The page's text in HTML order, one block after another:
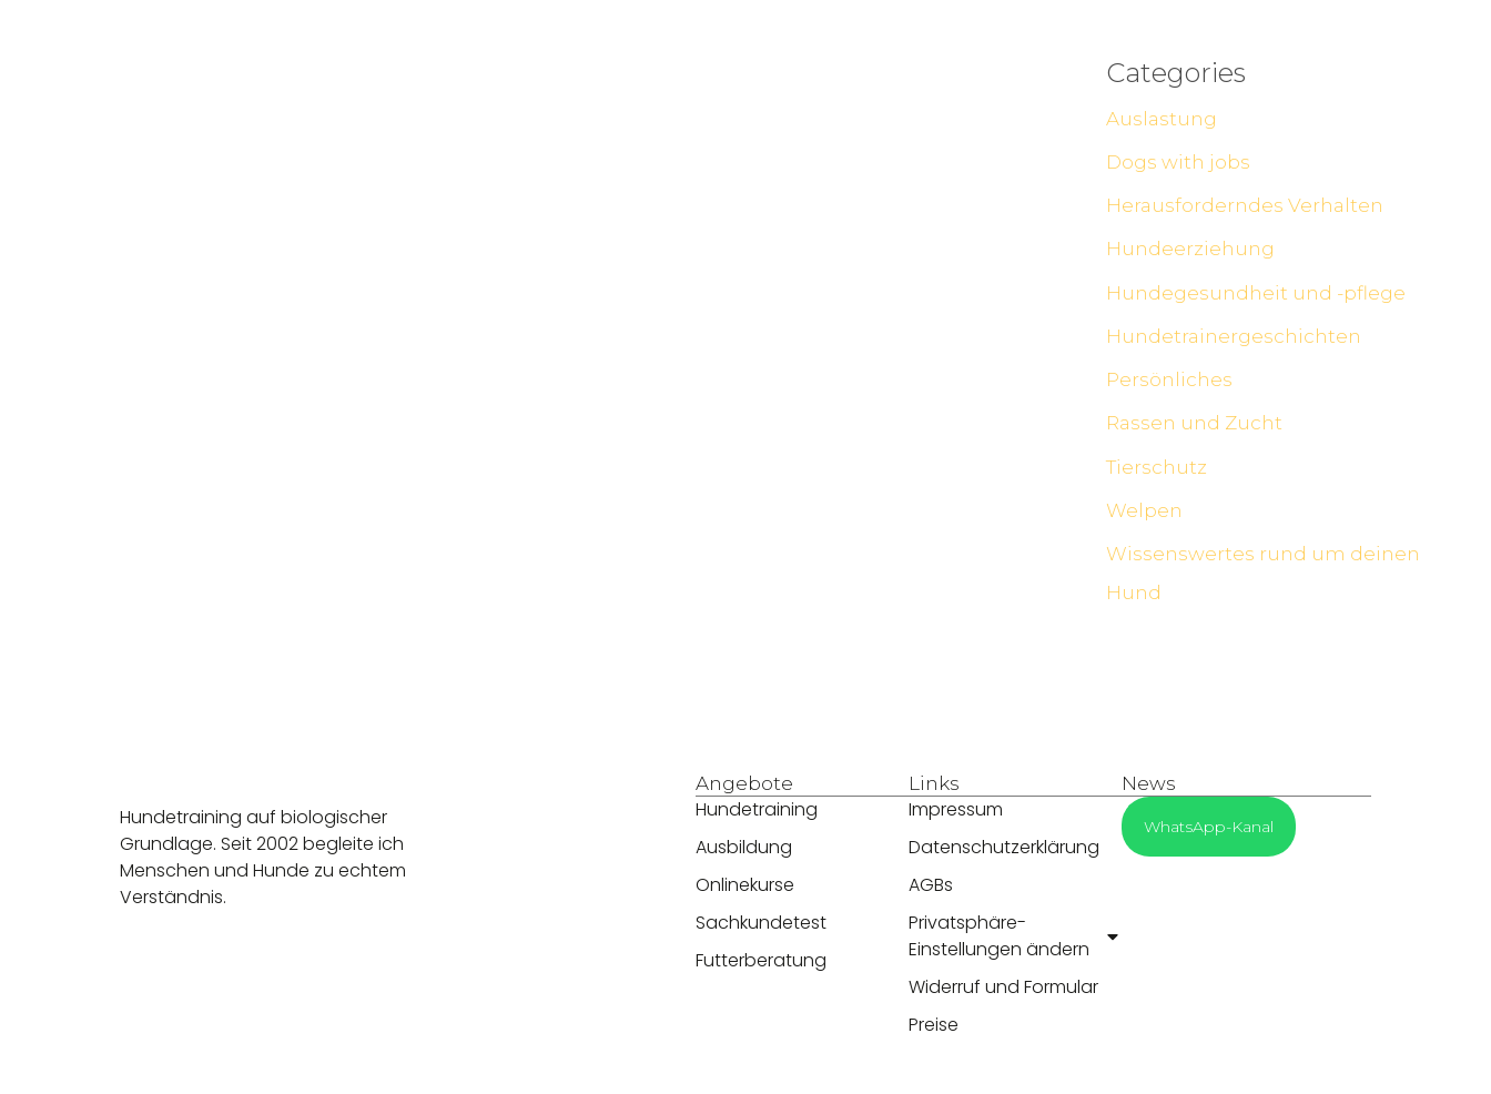
Categories
Auslastung
Dogs with jobs
Herausforderndes Verhalten
Hundeerziehung
Hundegesundheit und -pflege
Hundetrainergeschichten
Persönliches
Rassen und Zucht
Tierschutz
Welpen
Wissenswertes rund um deinen
Hund
Hundetraining auf biologischer
Grundlage. Seit 2002 begleite ich
Menschen und Hunde zu echtem
Verständnis.
Angebote
Hundetraining
Ausbildung
Onlinekurse
Sachkundetest
Futterberatung
Links
Impressum
Datenschutzerklärung
AGBs
Privatsphäre-
Einstellungen ändern
Widerruf und Formular
Preise
News
WhatsApp-Kanal